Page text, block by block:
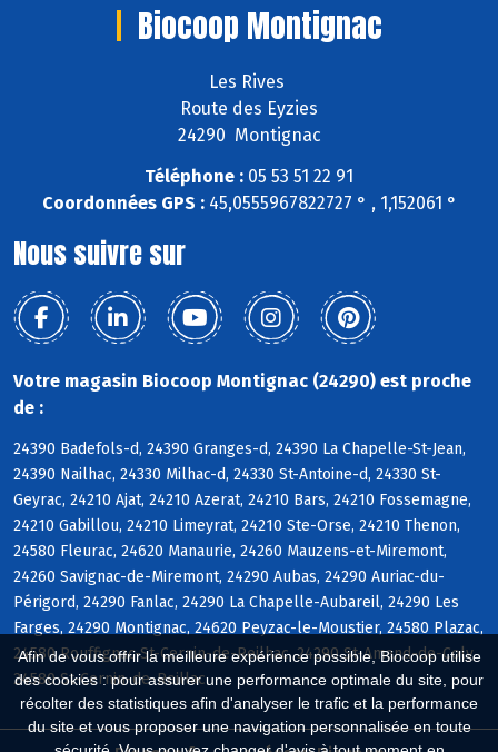
Afin de vous offrir la meilleure expérience possible, Biocoop utilise
des cookies : pour assurer une performance optimale du site, pour
récolter des statistiques afin d'analyser le trafic et la performance
du site et vous proposer une navigation personnalisée en toute
Biocoop Montignac
Les Rives
Route des Eyzies
24290 Montignac
Téléphone : 05 53 51 22 91
Coordonnées GPS :45,0555967822727 ° , 1,152061 °
Nous suivre sur
Votre magasin Biocoop Montignac (24290) est proche
de :
24390 Badefols-d, 24390 Granges-d, 24390 La Chapelle-St-Jean,
24390 Nailhac, 24330 Milhac-d, 24330 St-Antoine-d, 24330 St-
Geyrac, 24210 Ajat, 24210 Azerat, 24210 Bars, 24210 Fossemagne,
24210 Gabillou, 24210 Limeyrat, 24210 Ste-Orse, 24210 Thenon,
24580 Fleurac, 24620 Manaurie, 24260 Mauzens-et-Miremont,
24260 Savignac-de-Miremont, 24290 Aubas, 24290 Auriac-du-
Périgord, 24290 Fanlac, 24290 La Chapelle-Aubareil, 24290 Les
Farges, 24290 Montignac, 24620 Peyzac-le-Moustier, 24580 Plazac,
24580 Rouffignac-St-Cernin-de-Reilhac, 24290 St-Amand-de-Coly,
24580 St-Cernin-de-Reillac